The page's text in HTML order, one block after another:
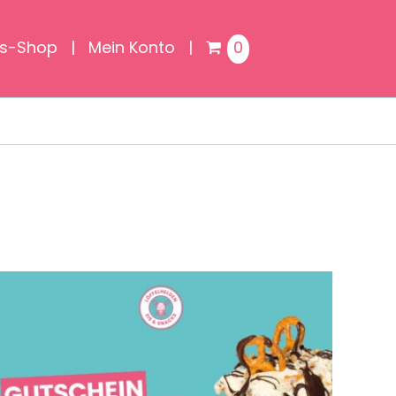
Shop Mein Konto 0
GUTSCHEIN KAUFEN DETAILS